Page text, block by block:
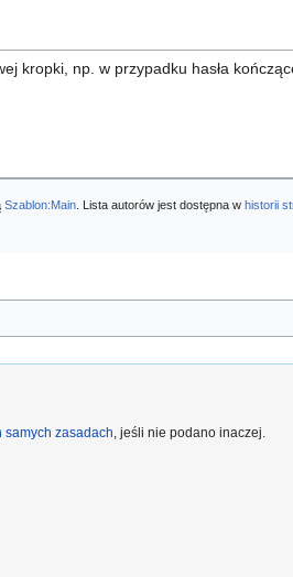
kropki, np. w przypadku hasła
Szablon:Main . Lista autorów jest dostępna whistorii
samych zasadach , jeśli nie podano inaczej.